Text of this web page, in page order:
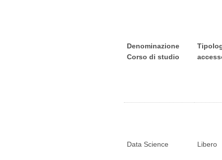
Denominazione
Corso di studio
Data Science Libero